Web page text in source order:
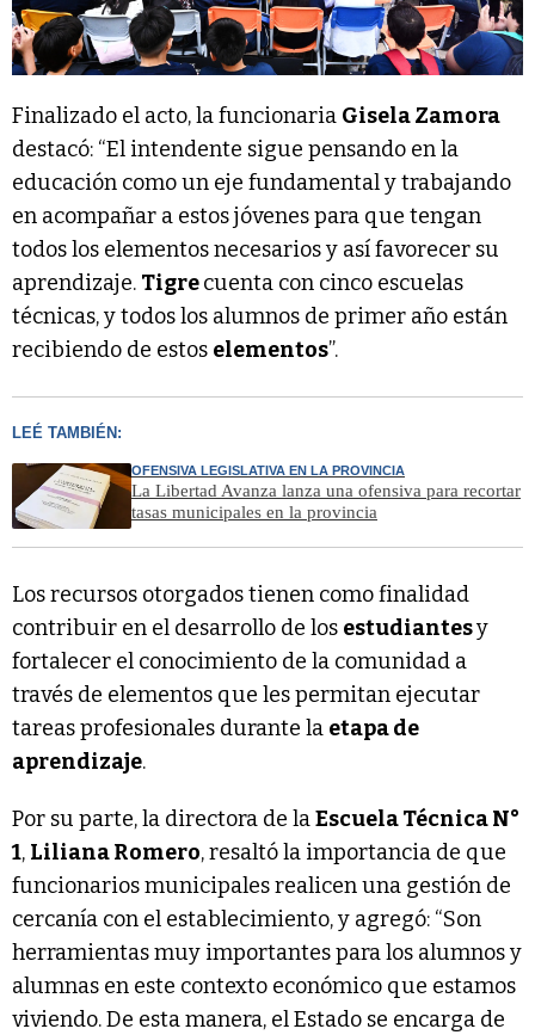
Finalizado el acto, la funcionaria Gisela Zamora
destacó: “El intendente sigue pensando en la
educación como un eje fundamental y trabajando
en acompañar a estos jóvenes para que tengan
todos los elementos necesarios y así favorecer su
aprendizaje. Tigrecuenta con cinco escuelas
técnicas, y todos los alumnos de primer año están
recibiendo de estos elementos”.
LEÉ TAMBIÉN:
OFENSIVA LEGISLATIVA EN LA PROVINCIA
La Libertad Avanza lanza una ofensiva para recortar
tasas municipales en la provincia
Los recursos otorgados tienen como finalidad
contribuir en el desarrollo de los estudiantesy
fortalecer el conocimiento de la comunidad a
través de elementos que les permitan ejecutar
tareas profesionales durante la etapa de
aprendizaje.
Por su parte, la directora de laEscuela Técnica N°
1, Liliana Romero, resaltó la importancia de que
funcionarios municipales realicen una gestión de
cercanía con el establecimiento, y agregó: “Son
herramientas muy importantes para los alumnos y
alumnas en este contexto económico que estamos
viviendo. De esta manera, el Estado se encarga de